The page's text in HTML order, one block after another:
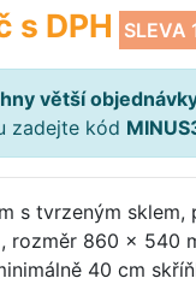
s DPH SLEVA
větší
zadejte kód
s tvrzeným sklem,
rozměr 860 x 540
40 cm